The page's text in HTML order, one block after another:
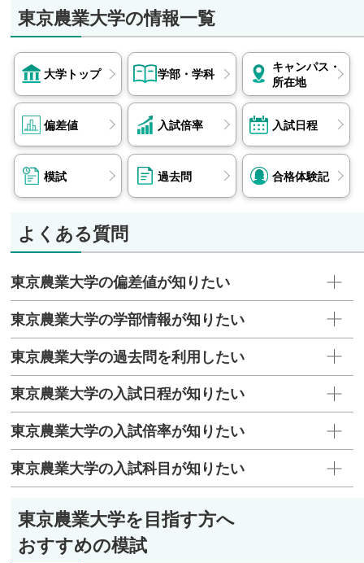
安を感じることもあるかと思います。しかし、諦めずに続
けていれば、すぐには結果が出なくても、頑張ったこと自
体が自らの１番の自信になると思います。不安な時は１人
で抱え込まず、周りの方を頼りながら、１歩ずつ進んでい
ってください！
東京農業大学の情報一覧
大学トップ 学部・学科
キャンパス・
所在地
偏差値 入試倍率 入試日程
模試 過去問 合格体験記
よくある質問
東京農業大学の偏差値が知りたい
東京農業大学の学部情報が知りたい
東京農業大学の過去問を利用したい
東京農業大学の入試日程が知りたい
東京農業大学の入試倍率が知りたい
東京農業大学の入試科目が知りたい
東京農業大学を目指す方へ
おすすめの模試